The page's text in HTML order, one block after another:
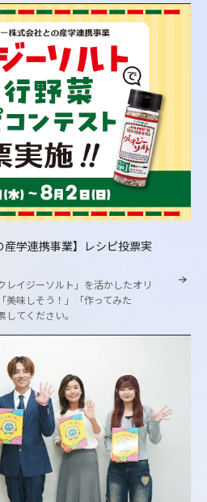
産学連携事業】レシピ投票実
レイジーソルト」を活かしたオリ
美味しそう！」「作ってみた
てください。